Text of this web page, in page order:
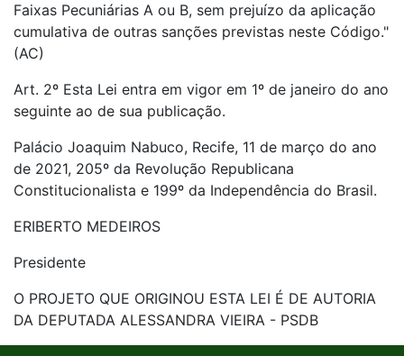
Faixas Pecuniárias A ou B, sem prejuízo da aplicação
cumulativa de outras sanções previstas neste Código."
(AC)
Art. 2º Esta Lei entra em vigor em 1º de janeiro do ano
seguinte ao de sua publicação.
Palácio Joaquim Nabuco, Recife, 11 de março do ano
de 2021, 205º da Revolução Republicana
Constitucionalista e 199º da Independência do Brasil.
ERIBERTO MEDEIROS
Presidente
O PROJETO QUE ORIGINOU ESTA LEI É DE AUTORIA
DA DEPUTADA ALESSANDRA VIEIRA - PSDB